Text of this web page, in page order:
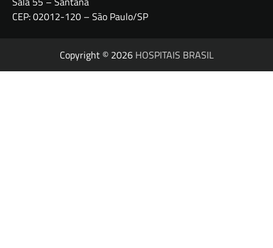
CEP: 02012-120 – São Paulo/SP
Copyright © 2026 HOSPITAIS BRASIL